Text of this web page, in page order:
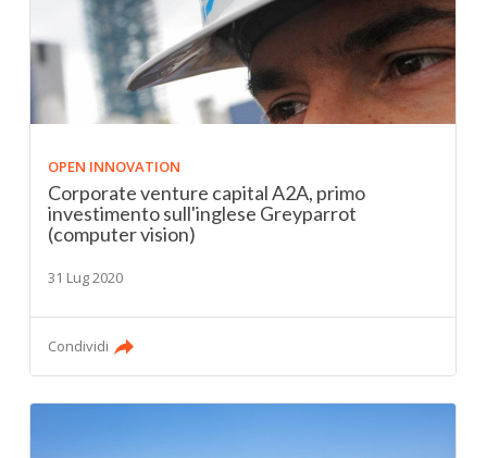
OPEN INNOVATION
Corporate venture capital A2A, primo
investimento sull'inglese Greyparrot
(computer vision)
31 Lug 2020
Condividi